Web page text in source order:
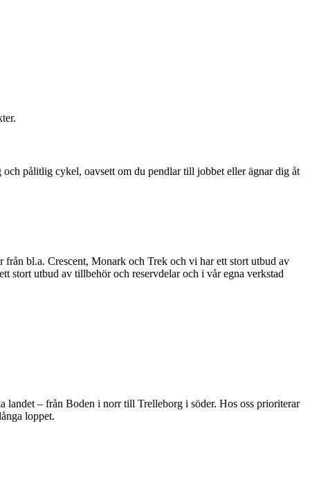
pålitlig cykel, oavsett om du pendlar till jobbet eller ägnar dig åt
bl.a. Crescent, Monark och Trek och vi har ett stort utbud av
stort utbud av tillbehör och reservdelar och i vår egna verkstad
landet – från Boden i norr till Trelleborg i söder. Hos oss prioriterar
loppet.